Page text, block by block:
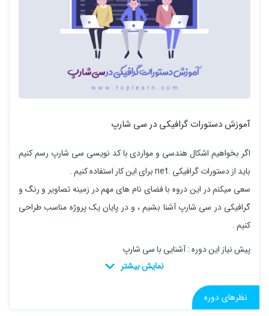
آموزش دستورات گرافیکی در سی شارپ
اگر بخواهیم اشکال هندسی و مواردی با کد نویسی سی شارپ رسم کنیم
باید از دستورات گرافیکی .net برای این کار استفاده کنیم .
سعی میکنم در این دروه با فضای نام های مهم در زمینه تصاویر و رنگ و
گرافیکی در سی شارپ آشنا بشیم ، و در پایان یک پروژه مناسب طراحی
کنیم .
پیش نیاز این دوره : آشنایی با سی شارپ
نظرهای دوره